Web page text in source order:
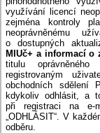
využívání licencí
zejména kontroly
neoprávněnému
o dostupných
MIUč+ a informací o
titulu
registrovaným
obchodních sdělení
kdykoliv odhlásit, a
při registraci na e-
„ODHLÁSIT“. V
odběru.